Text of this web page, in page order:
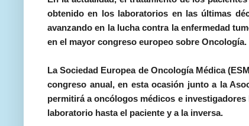
obtenido en los laboratorios en las últimas
avanzando en la lucha contra la enfermedad
en el mayor congreso europeo sobre Oncología.
La Sociedad Europea de Oncología Médica
congreso anual, en esta ocasión junto a la
permitirá a oncólogos médicos e
laboratorio hasta el paciente y a la inversa.